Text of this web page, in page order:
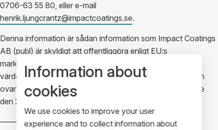
0706-63 55 80, eller e-mail
henrik.ljungcrantz@impactcoatings.se.
Denna information är sådan information som Impact Coatings
AB (publ) är skyldigt att offentliggöra enligt EU:s
marknadsmissbruksförordning och lagen om
värdepappersmarknaden. Informationen lämnades, genom
ovanstående kontaktpersons försorg, för offentliggörande
den 28 april 2017, kl. 15:30 CET.
——————————————————
Information about
cookies
We use cookies to improve your user
experience and to collect information about